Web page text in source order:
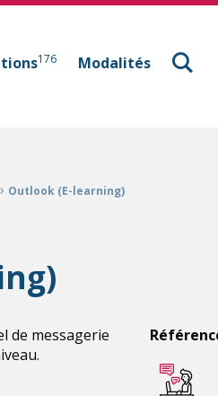
à Mulhouse
176 Modalités
› Outlook (E-learning)
de messagerie